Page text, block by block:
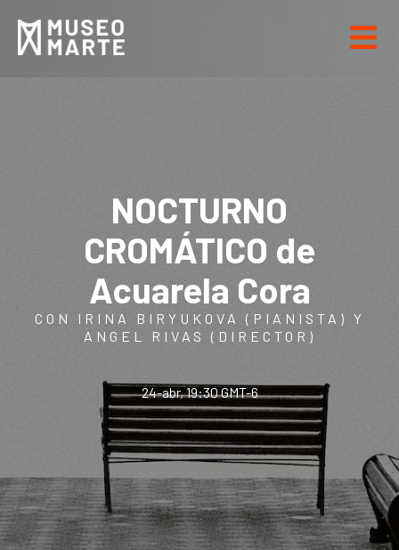
NOCTURNO
CROMÁTICO de
Acuarela Cora
CON IRINA BIRYUKOVA (PIANISTA) Y
ANGEL RIVAS (DIRECTOR)
24-abr, 19:30 GMT-6